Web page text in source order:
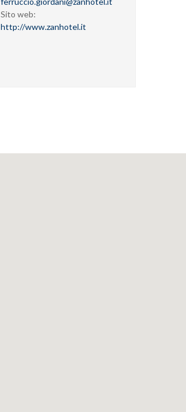
Sito web:
http://www.zanhotel.it